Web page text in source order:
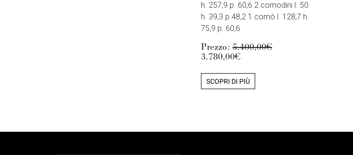
h. 257,9 p. 60,6 2 comodini l. 50
h. 39,3 p.48,2 1 comò l. 128,7 h.
75,9 p. 60,6
Prezzo: 5.400,00€
3.780,00€
SCOPRI DI PIÙ